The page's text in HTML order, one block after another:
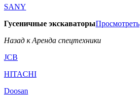
SANY
Гусеничные экскаваторыПросмотреть
Назад к Аренда спецтехники
JCB
HITACHI
Doosan